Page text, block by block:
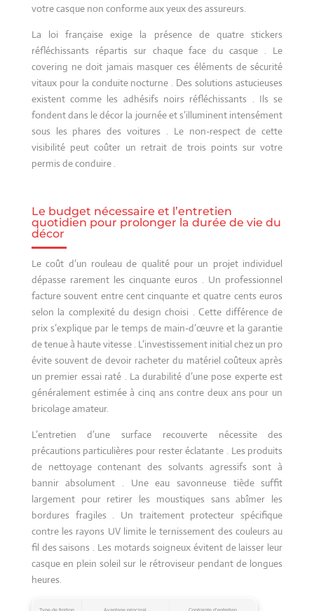
votre casque non conforme aux yeux des assureurs.
La loi française exige la présence de quatre stickers
réfléchissants répartis sur chaque face du casque . Le
covering ne doit jamais masquer ces éléments de sécurité
vitaux pour la conduite nocturne . Des solutions astucieuses
existent comme les adhésifs noirs réfléchissants . Ils se
fondent dans le décor la journée et s’illuminent intensément
sous les phares des voitures . Le non-respect de cette
visibilité peut coûter un retrait de trois points sur votre
permis de conduire .
Le budget nécessaire et l’entretien
quotidien pour prolonger la durée de vie du
décor
Le coût d’un rouleau de qualité pour un projet individuel
dépasse rarement les cinquante euros . Un professionnel
facture souvent entre cent cinquante et quatre cents euros
selon la complexité du design choisi . Cette différence de
prix s’explique par le temps de main-d’œuvre et la garantie
de tenue à haute vitesse . L’investissement initial chez un pro
évite souvent de devoir racheter du matériel coûteux après
un premier essai raté . La durabilité d’une pose experte est
généralement estimée à cinq ans contre deux ans pour un
bricolage amateur.
L’entretien d’une surface recouverte nécessite des
précautions particulières pour rester éclatante . Les produits
de nettoyage contenant des solvants agressifs sont à
bannir absolument . Une eau savonneuse tiède suffit
largement pour retirer les moustiques sans abîmer les
bordures fragiles . Un traitement protecteur spécifique
contre les rayons UV limite le ternissement des couleurs au
fil des saisons . Les motards soigneux évitent de laisser leur
casque en plein soleil sur le rétroviseur pendant de longues
heures.